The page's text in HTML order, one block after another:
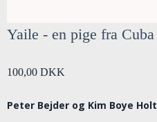
Yaile - en pige fra Cuba
100,00 DKK
Peter Bejder og Kim Boye Holt